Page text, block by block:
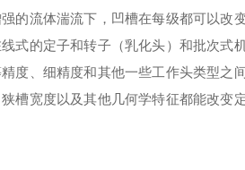
的流体湍流下，凹槽在每级都可以改
式的定子和转子（乳化头）和批次
度、细精度和其他一些工作头类型之
槽宽度以及其他几何学特征都能改